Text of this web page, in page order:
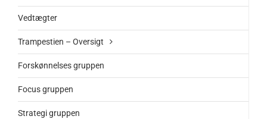
Vedtægter
Trampestien – Oversigt
Forskønnelses gruppen
Focus gruppen
Strategi gruppen